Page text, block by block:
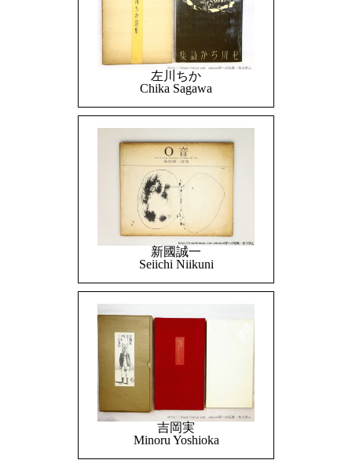
左川ちか
Chika Sagawa
新國誠一
Seiichi Niikuni
吉岡実
Minoru Yoshioka